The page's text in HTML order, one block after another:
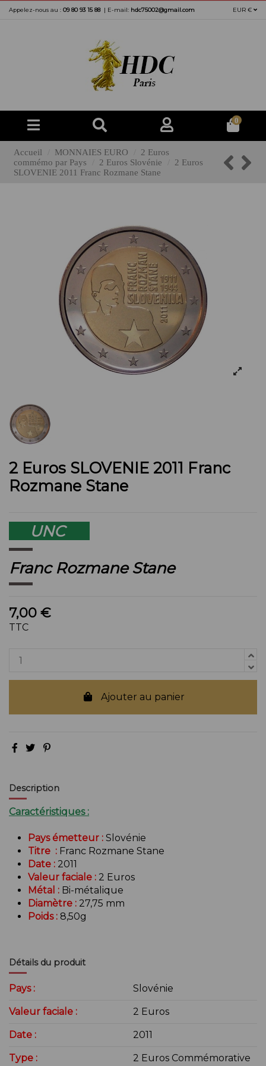
Appelez-nous au : 09 80 93 15 88 | E-mail: hdc75002@gmail.com EUR €
0
Accueil MONNAIES EURO
2 Euros
commémo par Pays
2 Euros Slovénie
2 Euros
SLOVENIE 2011 Franc Rozmane Stane
2 Euros SLOVENIE 2011 Franc
Rozmane Stane
UNC
Franc Rozmane Stane
7,00 €
TTC
Ajouter au panier
Description
Caractéristiques :
Pays émetteur : Slovénie
Titre : Franc Rozmane Stane
Date : 2011
Valeur faciale : 2 Euros
Métal : Bi-métalique
Diamètre : 27,75 mm
Poids : 8,50g
Détails du produit
Pays : Slovénie
Valeur faciale : 2 Euros
Date : 2011
Type : 2 Euros Commémorative